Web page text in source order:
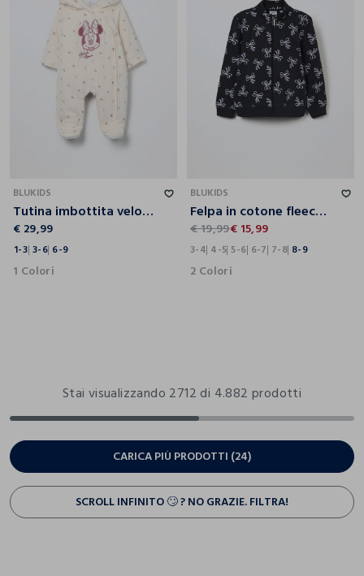
BLUKIDS
Tutina imbottita velour neonata
€ 29,99
1-3 3-6 6-9
1 Colori
BLUKIDS
Felpa in cotone fleece bambina
€ 19,99€ 15,99
3-4 4-5 5-6 6-7 7-8 8-9
2 Colori
Stai visualizzando 2712 di 4.882 prodotti
CARICA PIÙ PRODOTTI (24)
SCROLL INFINITO 🙄 ? NO GRAZIE. FILTRA!